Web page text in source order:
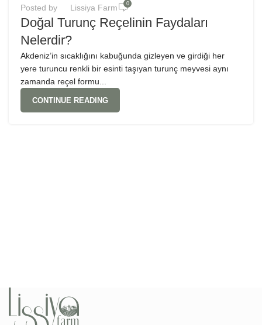
Posted by Lissiya Farm 0
Doğal Turunç Reçelinin Faydaları
Nelerdir?
Akdeniz’in sıcaklığını kabuğunda gizleyen ve girdiği her
yere turuncu renkli bir esinti taşıyan turunç meyvesi aynı
zamanda reçel formu...
CONTINUE READING